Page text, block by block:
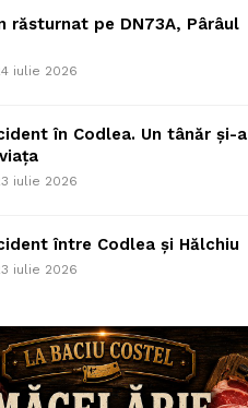
răsturnat pe DN73A, Pârâul
iulie 2026
în Codlea. Un tânăr și-a
iulie 2026
între Codlea și Hălchiu
iulie 2026